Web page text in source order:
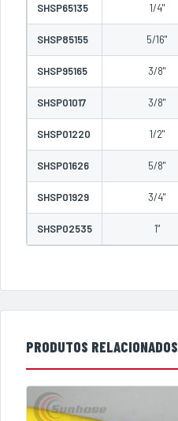
SHSP65135 1/4"
SHSP85155 5/16"
SHSP95165 3/8"
SHSP01017 3/8"
SHSP01220 1/2"
SHSP01626 5/8"
SHSP01929 3/4"
SHSP02535 1"
PRODUTOS RELACIONADOS